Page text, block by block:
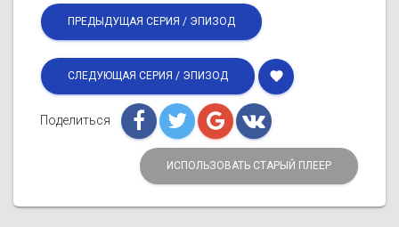
ПРЕДЫДУЩАЯ СЕРИЯ / ЭПИЗОД
СЛЕДУЮЩАЯ СЕРИЯ / ЭПИЗОД favorite
Поделиться
ИСПОЛЬЗОВАТЬ СТАРЫЙ ПЛЕЕР